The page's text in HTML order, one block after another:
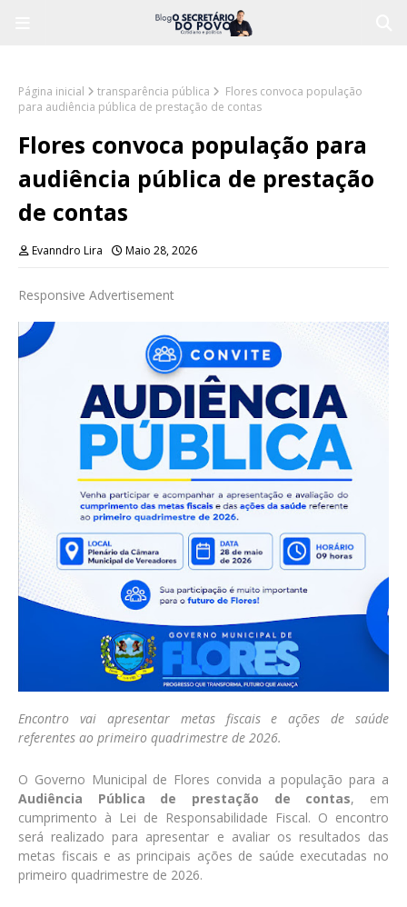
Página inicial transparência pública
Flores convoca população
para audiência pública de prestação de contas
Flores convoca população para
audiência pública de prestação
de contas
Evanndro Lira Maio 28, 2026
Responsive Advertisement
Encontro vai apresentar metas fiscais e ações de saúde
referentes ao primeiro quadrimestre de 2026.
O Governo Municipal de Flores convida a população para a
Audiência Pública de prestação de contas, em
cumprimento à Lei de Responsabilidade Fiscal. O encontro
será realizado para apresentar e avaliar os resultados das
metas fiscais e as principais ações de saúde executadas no
primeiro quadrimestre de 2026.